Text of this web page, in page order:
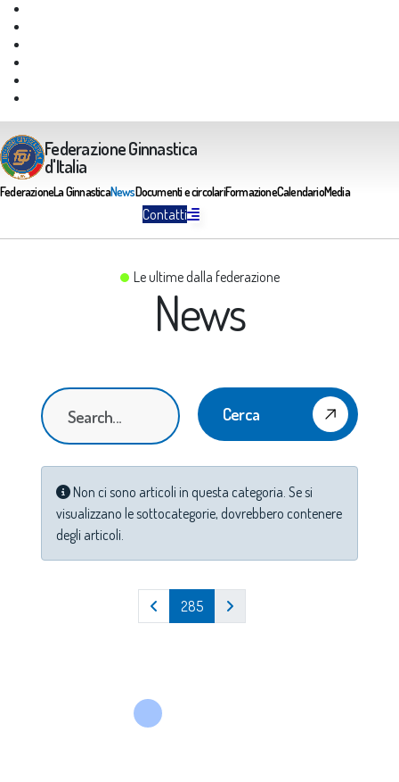
Federazione Ginnastica
d'Italia
FederazioneLa GinnasticaNewsDocumenti e circolariFormazioneCalendarioMedia
Contatti
Le ultime dalla federazione
News
Cerca
Info
Non ci sono articoli in questa categoria. Se si
visualizzano le sottocategorie, dovrebbero contenere
degli articoli.
285